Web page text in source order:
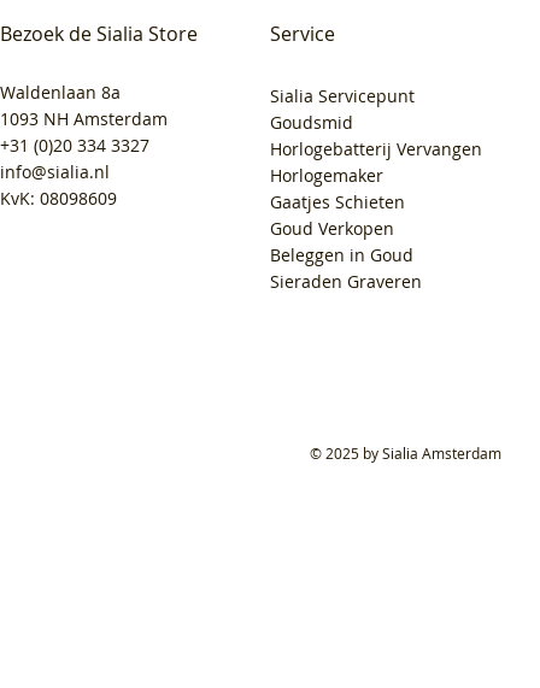
Bezoek de Sialia Store
Waldenlaan 8a
1093 NH Amsterdam
+31 (0)20 334 3327
info@sialia.nl
KvK: 08098609
Service
Sialia Servicepunt
Goudsmid
Horlogebatterij Vervangen
Horlogemaker
Gaatjes Schieten
Goud Verkopen
Beleggen in Goud
Sieraden Graveren
© 2025 by Sialia Amsterdam